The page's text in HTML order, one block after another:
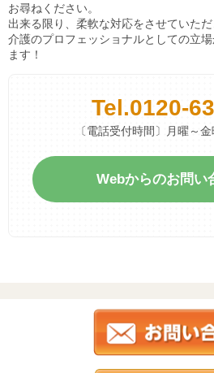
お尋ねください。
出来る限り、柔軟な対応をさせていただ
介護のプロフェッショナルとしての立
ます！
Tel.0120-
〔電話受付時間〕月曜～
Webからのお問い